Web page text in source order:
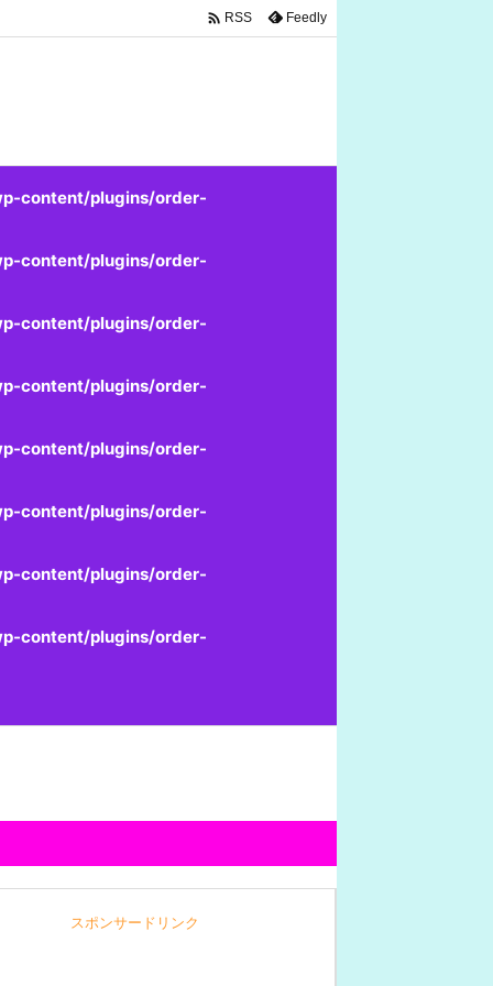
content/plugins/order-
content/plugins/order-
content/plugins/order-
content/plugins/order-
content/plugins/order-
content/plugins/order-
content/plugins/order-
content/plugins/order-
 RSS Feedly
スポンサードリンク